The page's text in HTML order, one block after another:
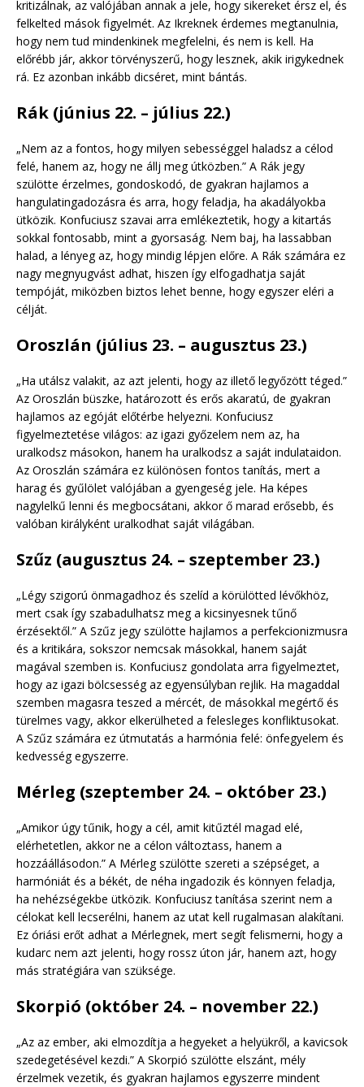
kritizálnak, az valójában annak a jele, hogy sikereket érsz el, és
felkelted mások figyelmét. Az Ikreknek érdemes megtanulnia,
hogy nem tud mindenkinek megfelelni, és nem is kell. Ha
előrébb jár, akkor törvényszerű, hogy lesznek, akik irigykednek
rá. Ez azonban inkább dicséret, mint bántás.
Rák (június 22. – július 22.)
„Nem az a fontos, hogy milyen sebességgel haladsz a célod
felé, hanem az, hogy ne állj meg útközben.” A Rák jegy
szülötte érzelmes, gondoskodó, de gyakran hajlamos a
hangulatingadozásra és arra, hogy feladja, ha akadályokba
ütközik. Konfuciusz szavai arra emlékeztetik, hogy a kitartás
sokkal fontosabb, mint a gyorsaság. Nem baj, ha lassabban
halad, a lényeg az, hogy mindig lépjen előre. A Rák számára ez
nagy megnyugvást adhat, hiszen így elfogadhatja saját
tempóját, miközben biztos lehet benne, hogy egyszer eléri a
célját.
Oroszlán (július 23. – augusztus 23.)
„Ha utálsz valakit, az azt jelenti, hogy az illető legyőzött téged.”
Az Oroszlán büszke, határozott és erős akaratú, de gyakran
hajlamos az egóját előtérbe helyezni. Konfuciusz
figyelmeztetése világos: az igazi győzelem nem az, ha
uralkodsz másokon, hanem ha uralkodsz a saját indulataidon.
Az Oroszlán számára ez különösen fontos tanítás, mert a
harag és gyűlölet valójában a gyengeség jele. Ha képes
nagylelkű lenni és megbocsátani, akkor ő marad erősebb, és
valóban királyként uralkodhat saját világában.
Szűz (augusztus 24. – szeptember 23.)
„Légy szigorú önmagadhoz és szelíd a körülötted lévőkhöz,
mert csak így szabadulhatsz meg a kicsinyesnek tűnő
érzésektől.” A Szűz jegy szülötte hajlamos a perfekcionizmusra
és a kritikára, sokszor nemcsak másokkal, hanem saját
magával szemben is. Konfuciusz gondolata arra figyelmeztet,
hogy az igazi bölcsesség az egyensúlyban rejlik. Ha magaddal
szemben magasra teszed a mércét, de másokkal megértő és
türelmes vagy, akkor elkerülheted a felesleges konfliktusokat.
A Szűz számára ez útmutatás a harmónia felé: önfegyelem és
kedvesség egyszerre.
Mérleg (szeptember 24. – október 23.)
„Amikor úgy tűnik, hogy a cél, amit kitűztél magad elé,
elérhetetlen, akkor ne a célon változtass, hanem a
hozzáállásodon.” A Mérleg szülötte szereti a szépséget, a
harmóniát és a békét, de néha ingadozik és könnyen feladja,
ha nehézségekbe ütközik. Konfuciusz tanítása szerint nem a
célokat kell lecserélni, hanem az utat kell rugalmasan alakítani.
Ez óriási erőt adhat a Mérlegnek, mert segít felismerni, hogy a
kudarc nem azt jelenti, hogy rossz úton jár, hanem azt, hogy
más stratégiára van szüksége.
Skorpió (október 24. – november 22.)
„Az az ember, aki elmozdítja a hegyeket a helyükről, a kavicsok
szedegetésével kezdi.” A Skorpió szülötte elszánt, mély
érzelmek vezetik, és gyakran hajlamos egyszerre mindent